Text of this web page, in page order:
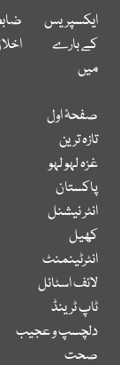
ایکسپریس
کے بارے
میں
صفحۂ اول
تازہ ترین
غزہ لہو لہو
پاکستان
انٹر نیشنل
کھیل
انٹرٹینمنٹ
لائف اسٹائل
ٹاپ ٹرینڈ
دلچسپ و عجیب
صحت